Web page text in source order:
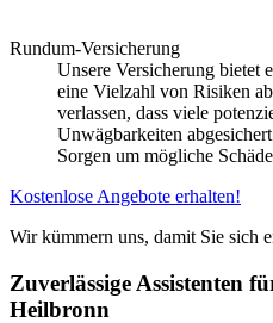
Rundum-Versicherung
Unsere Versicherung bietet
eine Vielzahl von Risiken
verlassen, dass viele
Unwägbarkeiten
Sorgen um mögliche
Kostenlose Angebote erhalten!
Wir kümmern uns, damit Sie sich
Zuverlässige Assistenten
Heilbronn